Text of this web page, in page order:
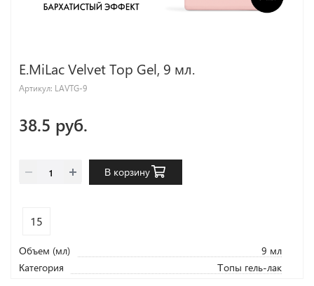
E.MiLac Velvet Top Gel, 9 мл.
Артикул: LAVTG-9
38.5 руб.
В корзину
15
Объем (мл)
9 мл
Категория
Топы гель-лак